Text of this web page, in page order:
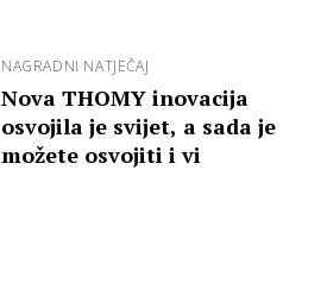
NAGRADNI NATJEČAJ
Nova THOMY inovacija
osvojila je svijet, a sada je
možete osvojiti i vi